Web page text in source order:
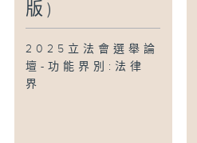
版)
2025立法會選舉論
壇-功能界別:法律
界